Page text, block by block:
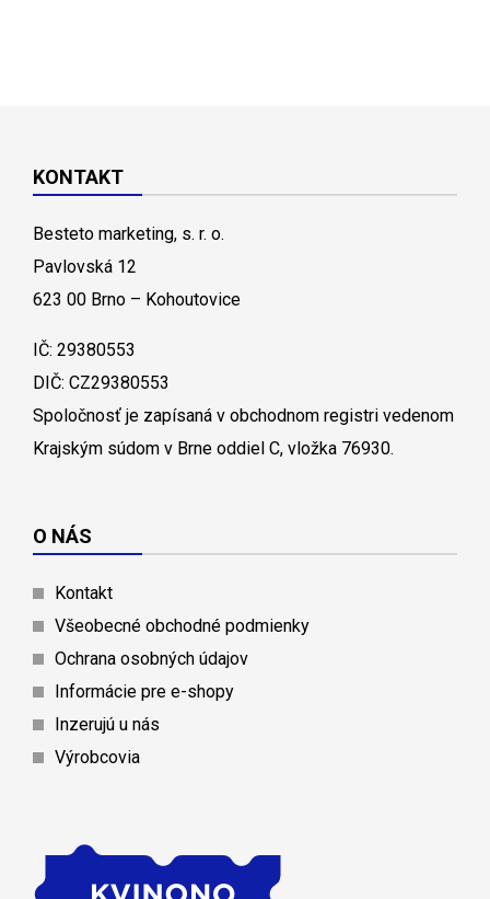
KONTAKT
Besteto marketing, s. r. o.
Pavlovská 12
623 00 Brno – Kohoutovice
IČ: 29380553
DIČ: CZ29380553
Spoločnosť je zapísaná v obchodnom registri vedenom
Krajským súdom v Brne oddiel C, vložka 76930.
O NÁS
Kontakt
Všeobecné obchodné podmienky
Ochrana osobných údajov
Informácie pre e-shopy
Inzerujú u nás
Výrobcovia